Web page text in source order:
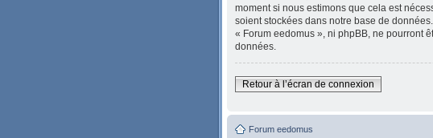
moment si nous estimons que cela est
soient stockées dans notre base de
« Forum eedomus », ni phpBB, ne pourront
données.
Retour à l’écran de connexion
Forum eedomus